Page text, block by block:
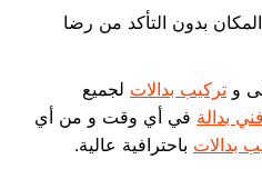
بدون التأكد من رضا
و تركيب بدالات لجميع
فني بدالة في أي وقت و من أي
بدالات باحترافية عالية.